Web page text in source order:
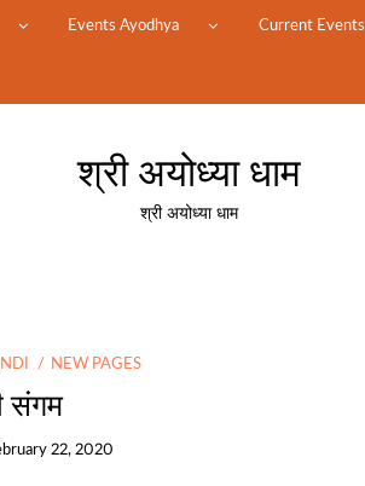
Events Ayodhya Current Events
श्री अयोध्या धाम
श्री अयोध्या धाम
NEW PAGES
संगम
22, 2020